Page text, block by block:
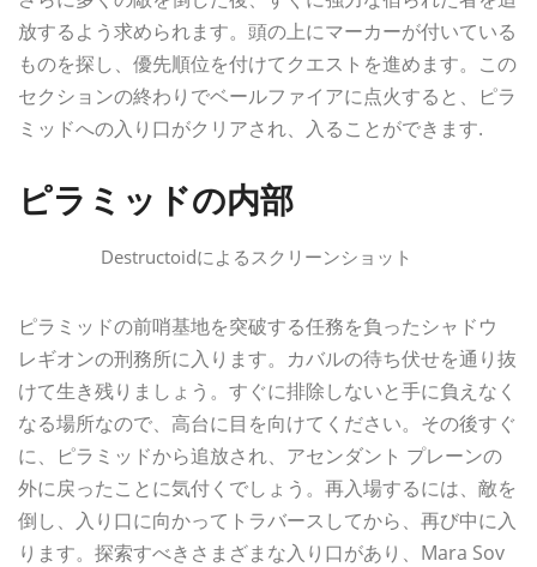
放するよう求められます。頭の上にマーカーが付いている
ものを探し、優先順位を付けてクエストを進めます。この
セクションの終わりでベールファイアに点火すると、ピラ
ミッドへの入り口がクリアされ、入ることができます.
ピラミッドの内部
Destructoidによるスクリーンショット
ピラミッドの前哨基地を突破する任務を負ったシャドウ
レギオンの刑務所に入ります。カバルの待ち伏せを通り抜
けて生き残りましょう。すぐに排除しないと手に負えなく
なる場所なので、高台に目を向けてください。その後すぐ
に、ピラミッドから追放され、アセンダント プレーンの
外に戻ったことに気付くでしょう。再入場するには、敵を
倒し、入り口に向かってトラバースしてから、再び中に入
ります。探索すべきさまざまな入り口があり、Mara Sov